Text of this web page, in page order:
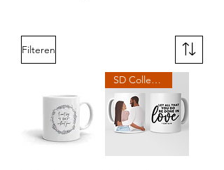
Filteren
SD Collection